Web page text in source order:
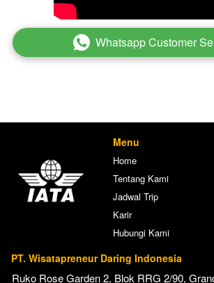
` Whatsapp Customer
Menu
Home
Tentang Kami
Jadwal Trip
Karir
Hubungi Kami
PT. Wisatapreneur Daring Indonesia
Ruko Rose Garden 2, Blok RRG 2/90,